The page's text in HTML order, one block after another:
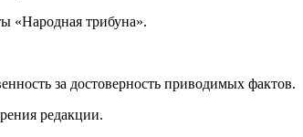
«Народная трибуна».
за достоверность приводимых фактов.
редакции.